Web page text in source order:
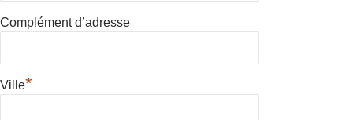
Complément d’adresse
Ville*